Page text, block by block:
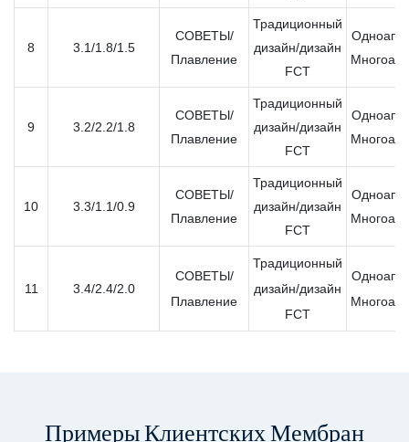
8 3.1/1.8/1.5
СОВЕТЫ/
Плавление
Традиционный
дизайн/дизайн
FCT
9 3.2/2.2/1.8
СОВЕТЫ/
Плавление
Традиционный
дизайн/дизайн
FCT
10 3.3/1.1/0.9
СОВЕТЫ/
Плавление
Традиционный
дизайн/дизайн
FCT
11 3.4/2.4/2.0
СОВЕТЫ/
Плавление
Традиционный
дизайн/дизайн
FCT
Примеры Клиентских Мембран